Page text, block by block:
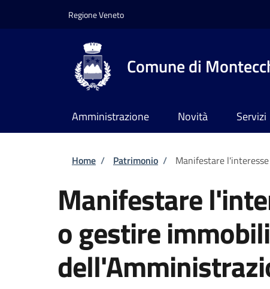
Regione Veneto
Comune di
Amministrazione Novità Servizi
Briciole di pane
Home / Patrimonio / Manifestare
Manifestare
o gestire